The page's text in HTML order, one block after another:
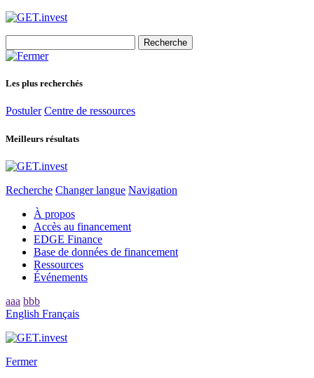
for:
Les plus recherchés
Postuler Centre de ressources
Meilleurs résultats
Recherche Changer langue Navigation
À propos
Accès au financement
EDGE Finance
Base de données de financement
Ressources
Événements
aaa bbb
English Français
Fermer